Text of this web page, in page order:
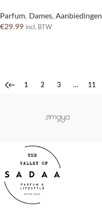
Parfum, Dames, Aanbiedingen
€29.99 incl. BTW
← 1 2 3 … 11